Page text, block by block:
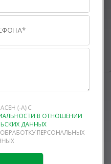
(-А) С
В ОТНОШЕНИИ
ДАННЫХ
ПЕРСОНАЛЬНЫХ